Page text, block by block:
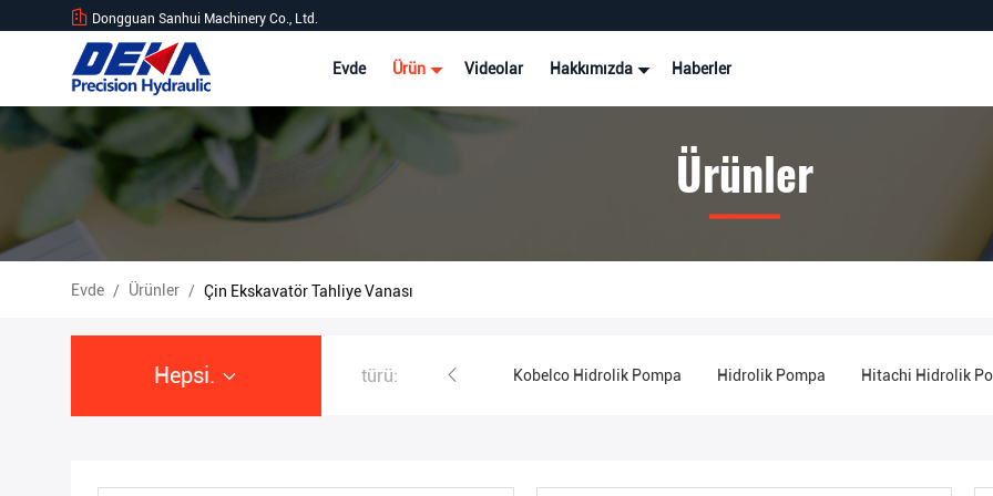
Dongguan Sanhui Machinery Co., Ltd.
Evde Ürün Videolar Hakkımızda Haberler
Ürünler
Evde / Ürünler / Çin Ekskavatör Tahliye Vanası
Hepsi. türü:
Ekskavatör Hidrolik Pompa Kobelco Hidrolik Pompa Hidrolik Pompa Hitachi Hidrolik